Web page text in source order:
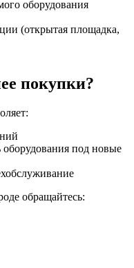
оборудования
(открытая площадка,
покупки?
под новые
обращайтесь: